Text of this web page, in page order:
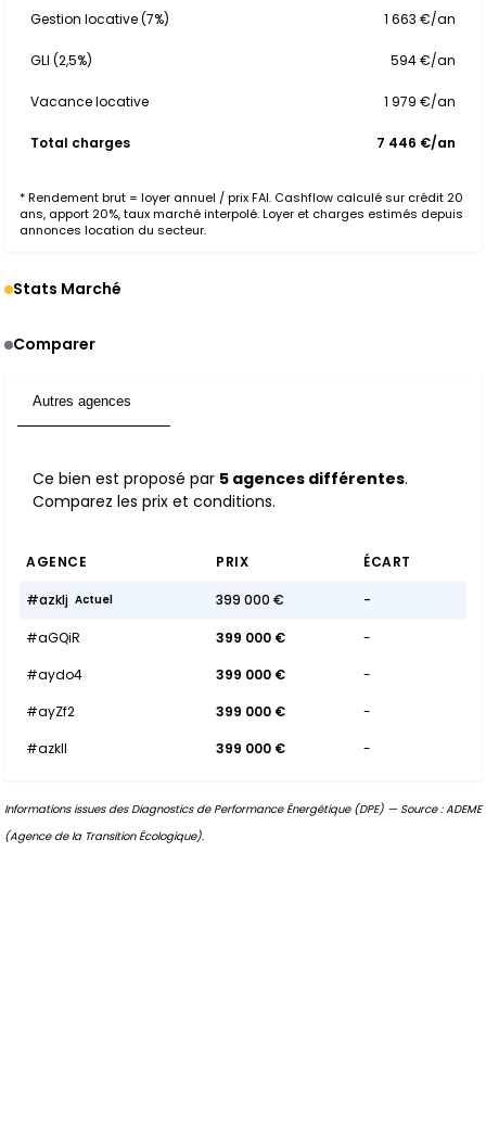
Gestion locative (7%) 1 663 €/an
GLI (2,5%) 594 €/an
Vacance locative 1 979 €/an
Total charges 7 446 €/an
* Rendement brut = loyer annuel / prix FAI. Cashflow calculé sur crédit 20
ans, apport 20%, taux marché interpolé. Loyer et charges estimés depuis
annonces location du secteur.
Stats Marché
Comparer
Autres agences
Ce bien est proposé par 5 agences différentes.
Comparez les prix et conditions.
AGENCE PRIX ÉCART
#azklj Actuel 399 000 € -
#aGQiR 399 000 €
-
#aydo4
399 000 €
-
#ayZf2
399 000 €
-
#azkll
399 000 € -
Informations issues des Diagnostics de Performance Énergétique (DPE) — Source : ADEME
(Agence de la Transition Écologique).